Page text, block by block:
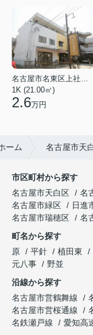
1K (21.00㎡)
2.6万円
ーム 名古屋市天
市区町村から探す
名古屋市天白区
名
名古屋市緑区
日進
名古屋市瑞穂区
名
町名から探す
原
平針 植田東
元八事
野並
沿線から探す
名古屋市営鶴舞線
名古屋市営桜通線
名鉄瀬戸線
愛知高